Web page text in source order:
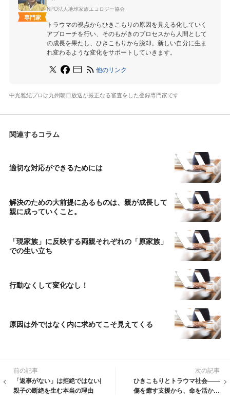
専門家
NPO法人地球家族エコロジー協会
トラウマの視点からひきこもりの原因を見える化していく
アプローチを行い、そのもがきのプロセスから人間として
の成長を果たし、ひきこもりから脱却。新しい自分に生ま
れ変わるような変化をサポートしていきます。
他のリンク
中光雅紀プロは九州朝日放送が厳正なる審査をした登録専門家です
関連するコラム
適切な対応ができるためには
解決のための大前提にあるものは、親が成長して
親に成っていくこと。
「現家族」に反映する両親それぞれの「原家族」
での生い立ち
行動なくして変化なし！
原因は外ではなく内に求めてこそ見えてくる
前の記事
「返事がない」は拒絶ではない|
親子の断絶を生む本当の理由
次の記事
ひきこもりとトラウマ社会――
傷を癒す支援から、命を活かす